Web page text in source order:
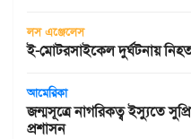
লস এঞ্জেলেস
ই-মোটরসাইকেল দুর্ঘটনায়
আমেরিকা
জন্মসূত্রে নাগরিকত্ব ইস্যুতে
প্রশাসন